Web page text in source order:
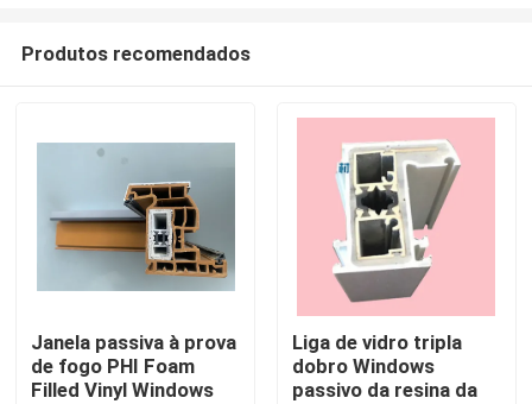
Casa
Produtos recomendados
Janela passiva à prova
de fogo PHI Foam
Filled Vinyl Windows
Liga de vidro tripla
dobro Windows
passivo da resina da